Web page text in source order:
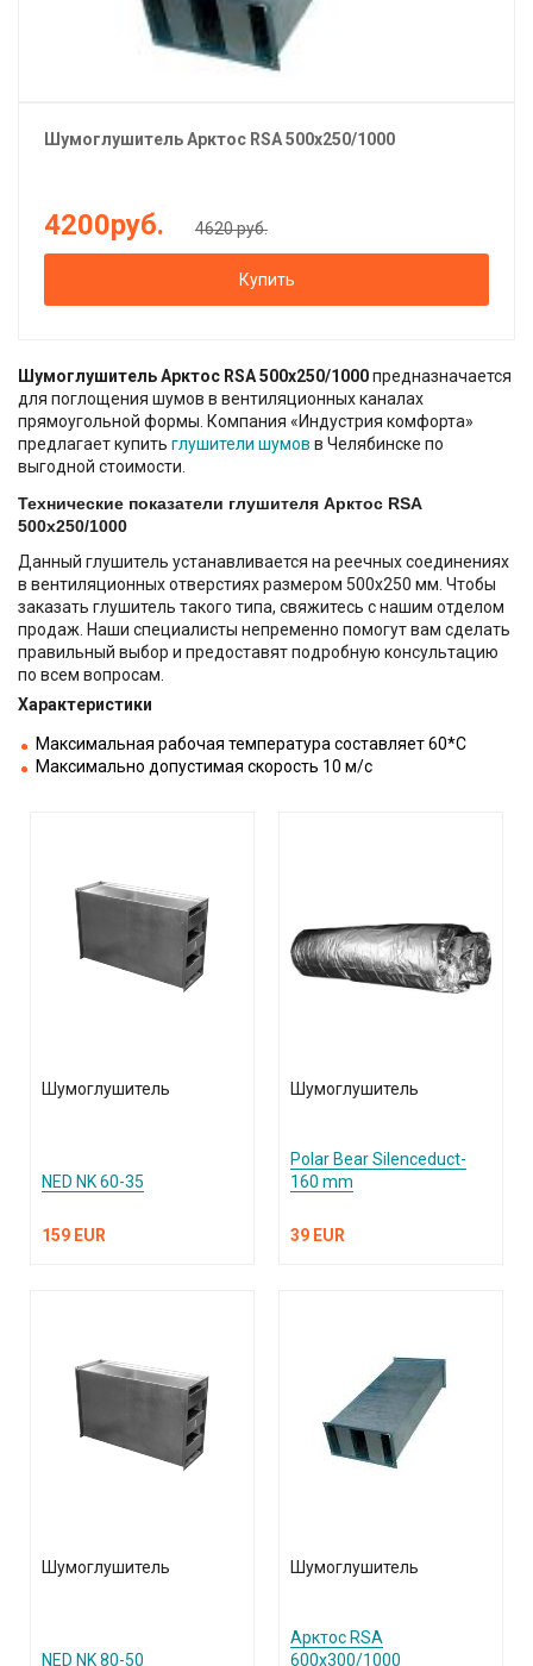
ШумоглушительАрктосRSA 500x250/1000
4200руб. 4620 руб.
Купить
Шумоглушитель Арктос RSA 500x250/1000пpедназначается
для поглощения шумов в вентиляционных каналах
прямоугольной формы. Компания «Индустрия комфорта»
предлагает купить глушители шумов в Челябинске по
выгодной стоимости.
Технические показатели глушителя Арктос RSA
500x250/1000
Данный глушитель устанавливается на реечных соединениях
в вентиляционных отверстиях размером 500х250 мм. Чтобы
заказать глушитель такого типа, свяжитесь с нашим отделом
продаж. Наши специалисты непременно помогут вам сделать
правильный выбор и предоставят подробную консультацию
по всем вопросам.
Характеристики
Максимальная рабочая температура составляет 60*C
Максимально допустимая скорость 10 м/с
Шумоглушитель
NED NK 60-35
159 EUR
Шумоглушитель
Polar Bear Silenceduct-
160 mm
39 EUR
Шумоглушитель
NED NK 80-50
Шумоглушитель
Арктос RSA
600x300/1000